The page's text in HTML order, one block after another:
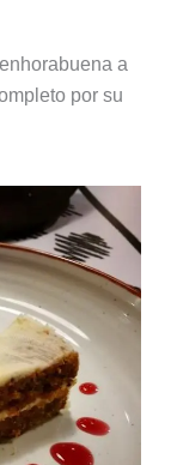
a
por su